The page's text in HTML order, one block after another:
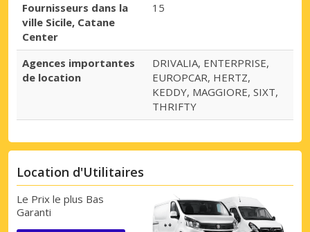
Fournisseurs dans la
ville Sicile, Catane
Center
15
Agences importantes
de location
DRIVALIA, ENTERPRISE,
EUROPCAR, HERTZ,
KEDDY, MAGGIORE, SIXT,
THRIFTY
Location d'Utilitaires
Le Prix le plus Bas
Garanti